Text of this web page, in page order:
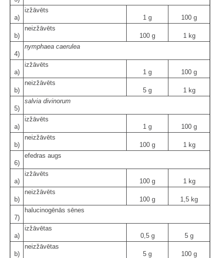
a)
izžāvēts
1 g
100 g
b)
neizžāvēts
100 g
1 kg
4)
nymphaea caerulea
a)
izžāvēts
1 g
100 g
b)
neizžāvēts
5 g
1 kg
5)
salvia divinorum
a)
izžāvēts
1 g
100 g
b)
neizžāvēts
100 g
1 kg
6)
efedras augs
a)
izžāvēts
100 g
1 kg
b)
neizžāvēts
100 g
1,5 kg
7)
halucinogēnās sēnes
a)
izžāvētas
0,5 g
5 g
b)
neizžāvētas
5 g
100 g